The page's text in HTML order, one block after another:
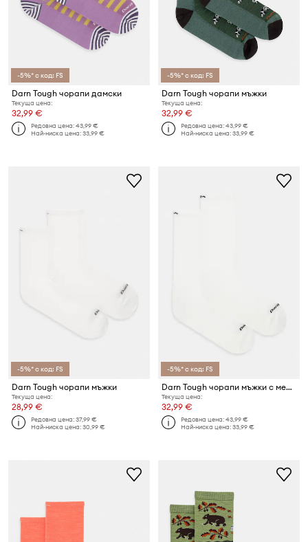
-5%* с код: FS
Darn Tough чорапи дамски
Текуща цена:
32,99 €
Редовна цена:43,99 €
Най-ниска цена:33,99 €
-5%* с код: FS
Darn Tough чорапи мъжки
Текуща цена:
32,99 €
Редовна цена:43,99 €
Най-ниска цена:33,99 €
-5%* с код: FS
Darn Tough чорапи мъжки
Текуща цена:
28,99 €
Редовна цена:37,99 €
Най-ниска цена:30,99 €
-5%* с код: FS
Darn Tough чорапи мъжки с мериносова вълна
Текуща цена:
32,99 €
Редовна цена:43,99 €
Най-ниска цена:33,99 €